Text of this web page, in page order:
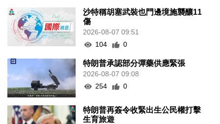
沙特稱胡塞武裝也門邊境施襲釀11
傷
2026-08-07 09:51
104
0
特朗普承認部分彈藥供應緊張
2026-08-07 09:08
254
0
特朗普再簽令收緊出生公民權打擊
生育旅遊